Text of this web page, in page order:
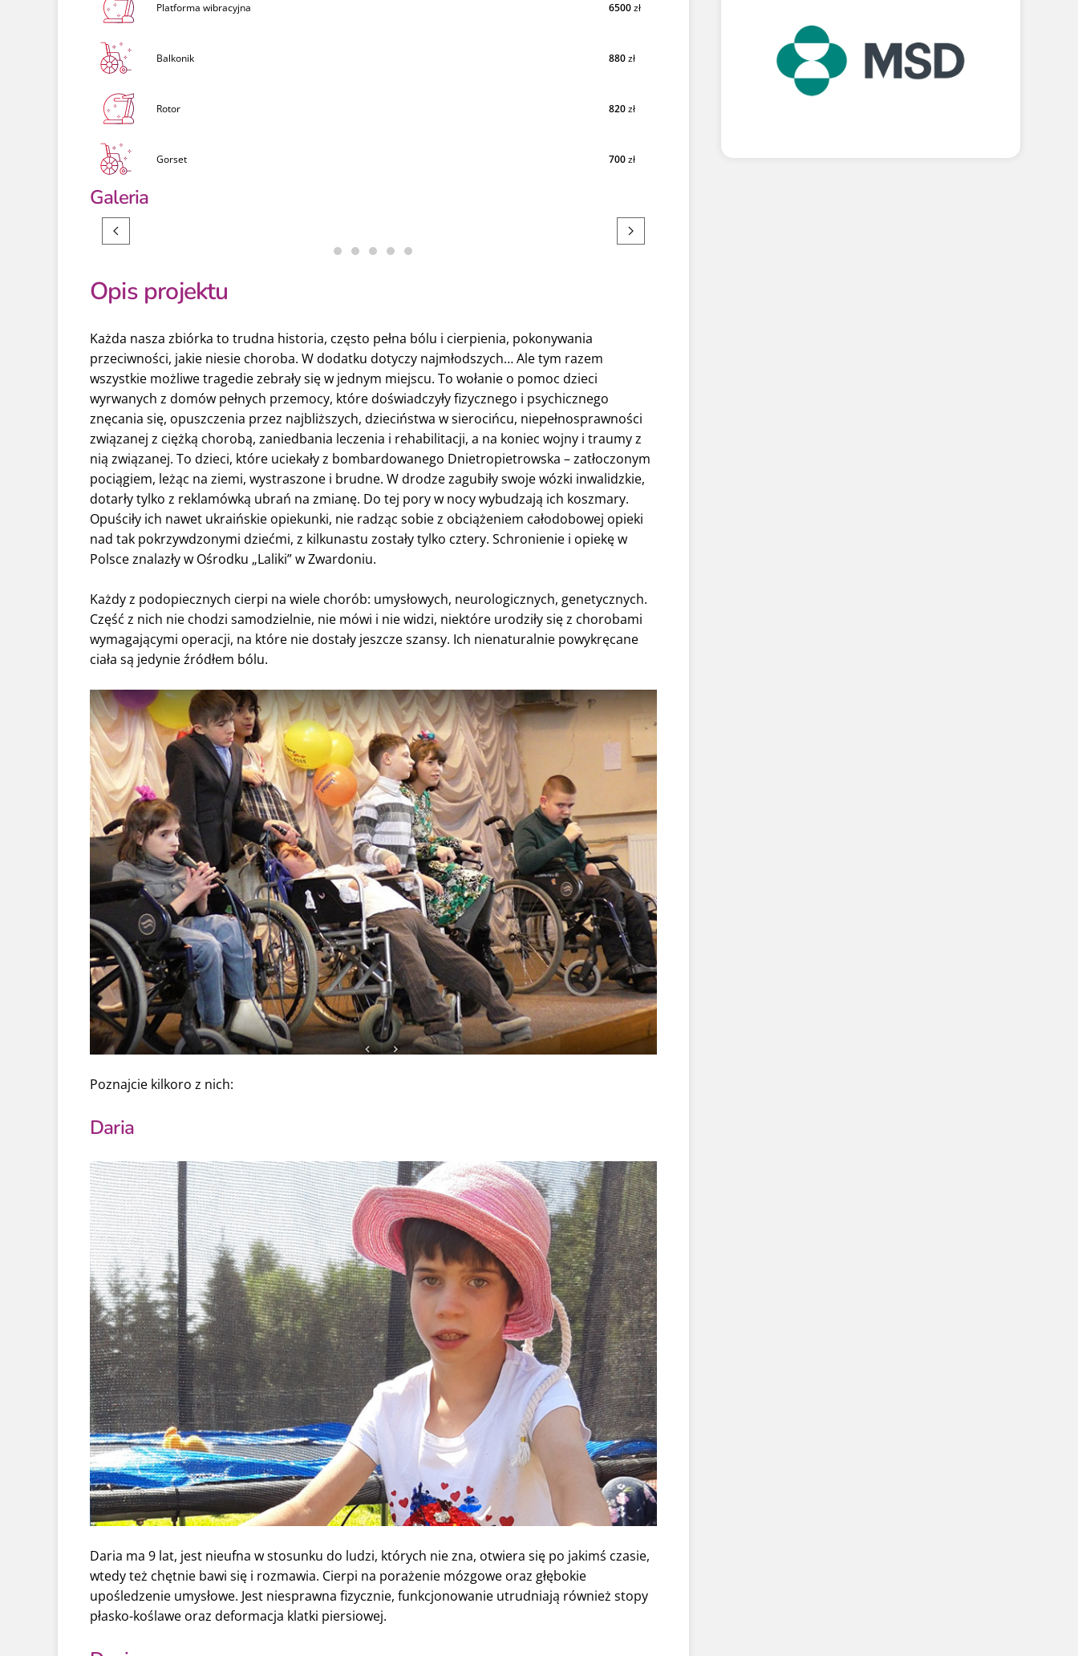
Platforma wibracyjna 6500zł
Balkonik 880zł
Rotor 820zł
Gorset 700zł
Galeria
Opis projektu
Każda nasza zbiórka to trudna historia, często pełna bólu i cierpienia, pokonywania
przeciwności, jakie niesie choroba. W dodatku dotyczy najmłodszych… Ale tym razem
wszystkie możliwe tragedie zebrały się w jednym miejscu. To wołanie o pomoc dzieci
wyrwanych z domów pełnych przemocy, które doświadczyły fizycznego i psychicznego
znęcania się, opuszczenia przez najbliższych, dzieciństwa w sierocińcu, niepełnosprawności
związanej z ciężką chorobą, zaniedbania leczenia i rehabilitacji, a na koniec wojny i traumy z
nią związanej. To dzieci, które uciekały z bombardowanego Dnietropietrowska – zatłoczonym
pociągiem, leżąc na ziemi, wystraszone i brudne. W drodze zagubiły swoje wózki inwalidzkie,
dotarły tylko z reklamówką ubrań na zmianę. Do tej pory w nocy wybudzają ich koszmary.
Opuściły ich nawet ukraińskie opiekunki, nie radząc sobie z obciążeniem całodobowej opieki
nad tak pokrzywdzonymi dziećmi, z kilkunastu zostały tylko cztery. Schronienie i opiekę w
Polsce znalazły w Ośrodku „Laliki” w Zwardoniu.
Każdy z podopiecznych cierpi na wiele chorób: umysłowych, neurologicznych, genetycznych.
Część z nich nie chodzi samodzielnie, nie mówi i nie widzi, niektóre urodziły się z chorobami
wymagającymi operacji, na które nie dostały jeszcze szansy. Ich nienaturalnie powykręcane
ciała są jedynie źródłem bólu.
Poznajcie kilkoro z nich:
Daria
Daria ma 9 lat, jest nieufna w stosunku do ludzi, których nie zna, otwiera się po jakimś czasie,
wtedy też chętnie bawi się i rozmawia. Cierpi na porażenie mózgowe oraz głębokie
upośledzenie umysłowe. Jest niesprawna fizycznie, funkcjonowanie utrudniają również stopy
płasko-koślawe oraz deformacja klatki piersiowej.